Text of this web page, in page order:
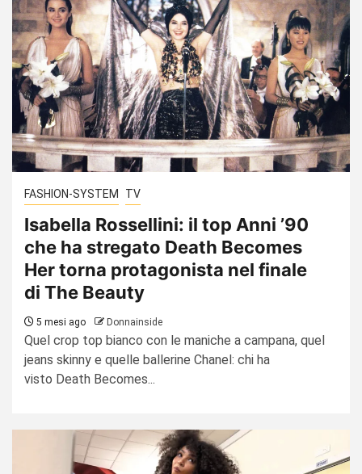
FASHION-SYSTEM TV
Isabella Rossellini: il top Anni ’90
che ha stregato Death Becomes
Her torna protagonista nel finale
di The Beauty
5 mesi ago Donnainside
Quel crop top bianco con le maniche a campana, quel
jeans skinny e quelle ballerine Chanel: chi ha
visto Death Becomes...